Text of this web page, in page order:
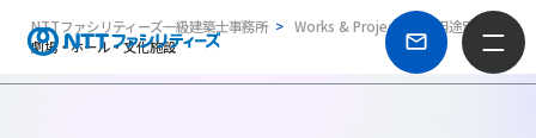
NTTファシリティーズ一級建築士事務所 Works & Projects
用途別
劇場・ホール・文化施設